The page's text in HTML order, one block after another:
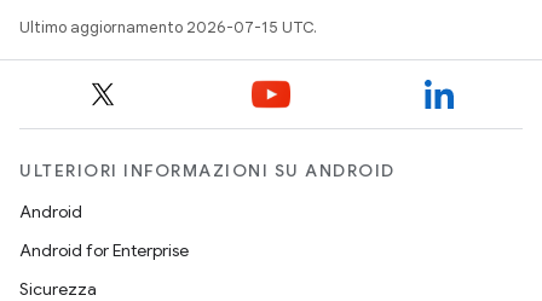
Ultimo aggiornamento 2026-07-15 UTC.
ULTERIORI INFORMAZIONI SU ANDROID
Android
Android for Enterprise
Sicurezza